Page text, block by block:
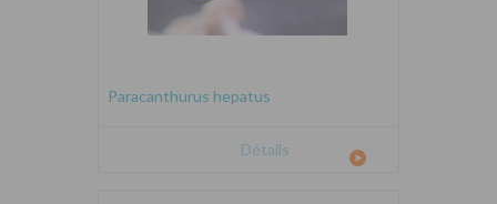
Paracanthurus hepatus
Détails